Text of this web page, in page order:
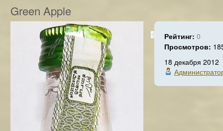
Green Apple
Рейтинг: 0
Просмотров:
18 декабря 2012